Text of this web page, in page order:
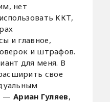
нет
ККТ,
и главное,
и штрафов.
для меня. В
свое
— Ариан Гуляев,